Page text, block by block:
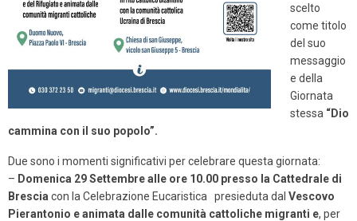
scelto
come titolo
del suo
messaggio
e della
Giornata
stessa “Dio
cammina con il suo popolo”.
Due sono i momenti significativi per celebrare questa giornata:
– Domenica 29 Settembre alle ore 10.00 presso la Cattedrale di
Brescia con la Celebrazione Eucaristica presieduta dal Vescovo
Pierantonio e animata dalle comunità cattoliche migranti e, per